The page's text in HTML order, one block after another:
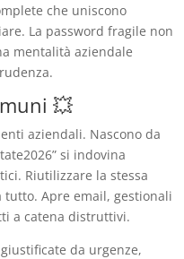
che uniscono
La password fragile non
mentalità aziendale
💥
aziendali. Nascono da
si indovina
Riutilizzare la stessa
Apre email, gestionali
a catena distruttivi.
da urgenze,